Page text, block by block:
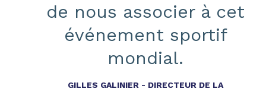
de nous associer à cet
événement sportif
mondial.
GILLES GALINIER - DIRECTEUR DE LA